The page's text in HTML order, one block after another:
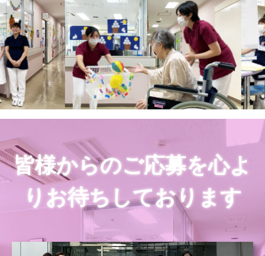
皆様からのご応募を心よ
りお待ちしております